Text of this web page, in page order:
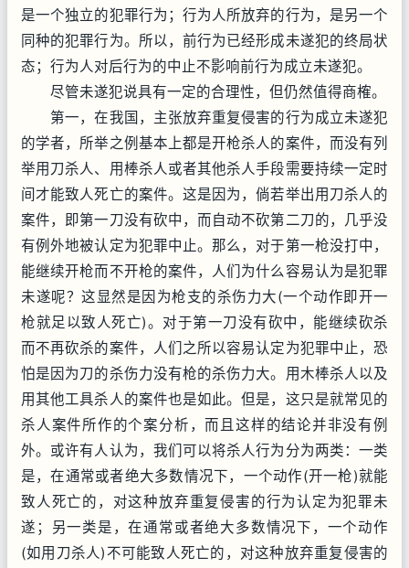
是一个独立的犯罪行为；行为人所放弃的行为，是另一个
同种的犯罪行为。所以，前行为已经形成未遂犯的终局状
态；行为人对后行为的中止不影响前行为成立未遂犯。
尽管未遂犯说具有一定的合理性，但仍然值得商榷。
第一，在我国，主张放弃重复侵害的行为成立未遂犯
的学者，所举之例基本上都是开枪杀人的案件，而没有列
举用刀杀人、用棒杀人或者其他杀人手段需要持续一定时
间才能致人死亡的案件。这是因为，倘若举出用刀杀人的
案件，即第一刀没有砍中，而自动不砍第二刀的，几乎没
有例外地被认定为犯罪中止。那么，对于第一枪没打中，
能继续开枪而不开枪的案件，人们为什么容易认为是犯罪
未遂呢？这显然是因为枪支的杀伤力大(一个动作即开一
枪就足以致人死亡)。对于第一刀没有砍中，能继续砍杀
而不再砍杀的案件，人们之所以容易认定为犯罪中止，恐
怕是因为刀的杀伤力没有枪的杀伤力大。用木棒杀人以及
用其他工具杀人的案件也是如此。但是，这只是就常见的
杀人案件所作的个案分析，而且这样的结论并非没有例
外。或许有人认为，我们可以将杀人行为分为两类：一类
是，在通常或者绝大多数情况下，一个动作(开一枪)就能
致人死亡的，对这种放弃重复侵害的行为认定为犯罪未
遂；另一类是，在通常或者绝大多数情况下，一个动作
(如用刀杀人)不可能致人死亡的，对这种放弃重复侵害的